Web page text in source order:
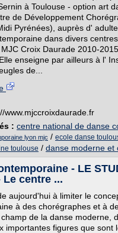
à Toulouse - option art
de Développement
Pyrénées), auprès d'
dans divers
Croix Daurade 2010-
enseigne par ailleurs à l'
de...
www.mjccroixdaurade.fr
: centre national de danse
lyon mjc / ecole danse
toulouse / danse moderne et
- LE
Le centre ...
aujourd'hui à limiter le
à des chorégraphes et à
de la danse moderne,
importantes figures que sont